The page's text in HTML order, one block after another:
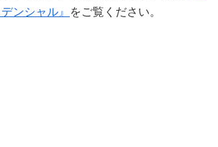
ンシャル』
をご覧ください。